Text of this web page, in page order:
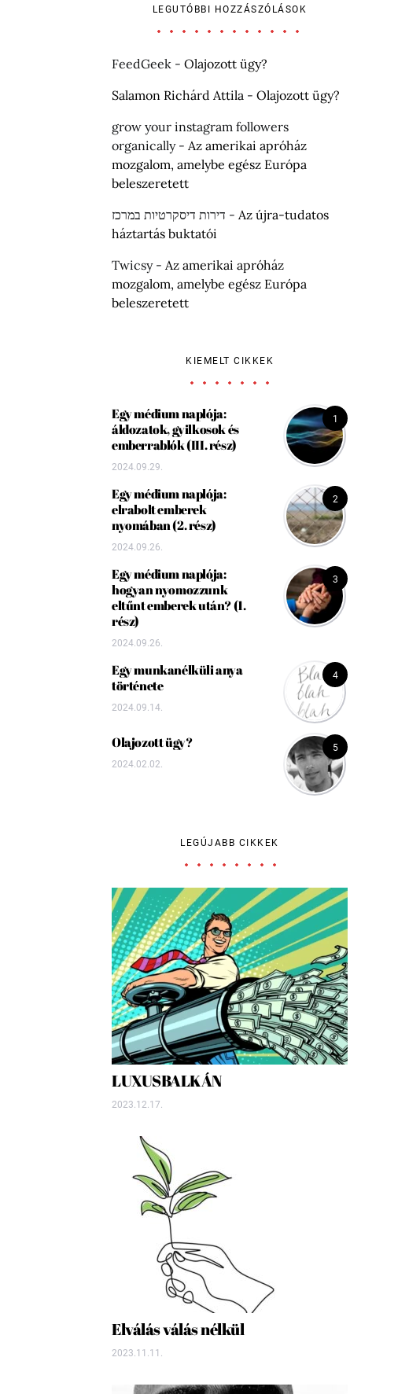
LEGUTÓBBI HOZZÁSZÓLÁSOK
FeedGeek - Olajozott ügy?
Salamon Richárd Attila - Olajozott ügy?
grow your instagram followers
organically- Az amerikai apróház
mozgalom, amelybe egész Európa
beleszeretett
דירות דיסקרטיות במרכז - Az újra-tudatos
háztartás buktatói
Twicsy- Az amerikai apróház
mozgalom, amelybe egész Európa
beleszeretett
KIEMELT CIKKEK
1
Egy médium naplója:
áldozatok, gyilkosok és
emberrablók (III. rész)
2024.09.29.
2
Egy médium naplója:
elrabolt emberek
nyomában (2. rész)
2024.09.26.
3
Egy médium naplója:
hogyan nyomozzunk
eltűnt emberek után? (1.
rész)
2024.09.26.
4
Egy munkanélküli anya
története
2024.09.14.
5
Olajozott ügy?
2024.02.02.
LEGÚJABB CIKKEK
LUXUSBALKÁN
2023.12.17.
Elválás válás nélkül
2023.11.11.